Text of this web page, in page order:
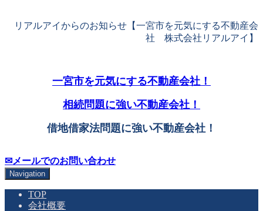
リアルアイからのお知らせ【一宮市を元気にする不動産会
社 株式会社リアルアイ】
一宮市を元気にする不動産会社！
相続問題に強い不動産会社！
借地借家法問題に強い不動産会社！
✉メールでのお問い合わせ
Navigation
TOP
会社概要